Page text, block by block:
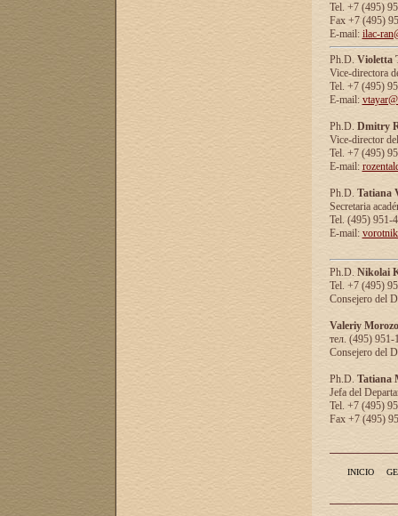
Tel. +7 (495)
Fax +7 (495)
E-mail: ilac-
Ph.D. Violetta
Vice-directora
Tel. +7 (495)
E-mail:
Ph.D. Dmitry
Vice-director
Tel. +7 (495)
E-mail:
Ph.D. Tatiana
Secretaria
Tel. (495) 951-
E-mail:
Ph.D. Nikolai
Tel. +7 (495)
Consejero del
Valeriy
тел. (495) 951-
Consejero del
Ph.D. Tatiana
Jefa del
Tel. +7 (495)
Fax +7 (495)
INICIO